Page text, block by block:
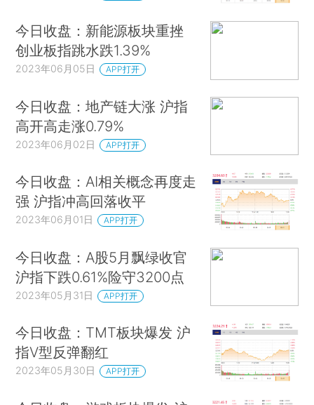
今日收盘：新能源板块重挫
创业板指跳水跌1.39%
2023年06月05日 APP打开
今日收盘：地产链大涨 沪指
高开高走涨0.79%
2023年06月02日 APP打开
今日收盘：AI相关概念再度走
强 沪指冲高回落收平
2023年06月01日 APP打开
今日收盘：A股5月飘绿收官
沪指下跌0.61%险守3200点
2023年05月31日 APP打开
今日收盘：TMT板块爆发 沪
指V型反弹翻红
2023年05月30日 APP打开